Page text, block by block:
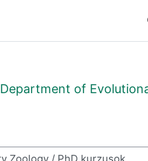
Department of